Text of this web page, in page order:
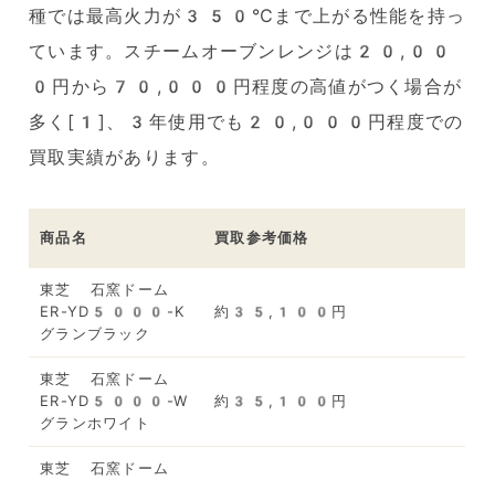
種では最高火力が350℃まで上がる性能を持っ
ています。スチームオーブンレンジは20,00
0円から70,000円程度の高値がつく場合が
多く[1]、3年使用でも20,000円程度での
買取実績があります。
商品名 買取参考価格
東芝 石窯ドーム
ER-YD5000-K
グランブラック
約35,100円
東芝 石窯ドーム
ER-YD5000-W
グランホワイト
約35,100円
東芝 石窯ドーム